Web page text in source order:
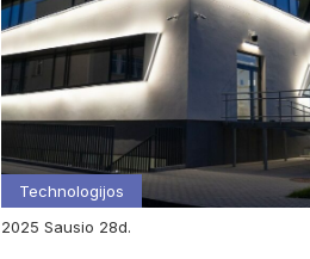
Technologijos
2025
sausio 28d.